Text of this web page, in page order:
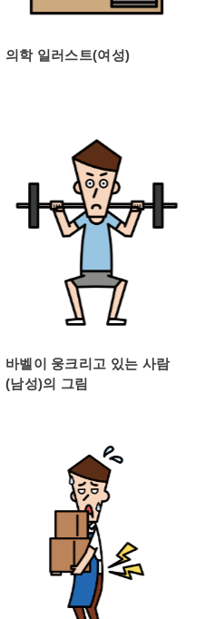
의학 일러스트(여성)
바벨이 웅크리고 있는 사람
(남성)의 그림